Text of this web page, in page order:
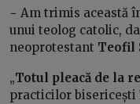
− Am trimis această
unui teolog catolic,
neoprotestant Teofil
„Totul pleacă de la
practicilor bisericești